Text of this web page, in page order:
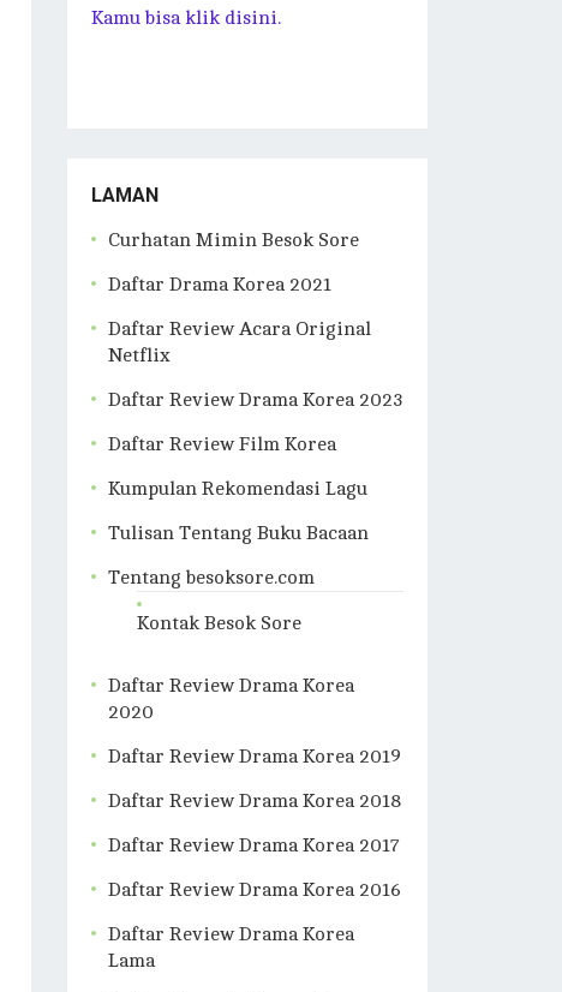
Kamu bisa klik disini.
LAMAN
Curhatan Mimin Besok Sore
Daftar Drama Korea 2021
Daftar Review Acara Original
Netflix
Daftar Review Drama Korea 2023
Daftar Review Film Korea
Kumpulan Rekomendasi Lagu
Tulisan Tentang Buku Bacaan
Tentang besoksore.com
Kontak Besok Sore
Daftar Review Drama Korea
2020
Daftar Review Drama Korea 2019
Daftar Review Drama Korea 2018
Daftar Review Drama Korea 2017
Daftar Review Drama Korea 2016
Daftar Review Drama Korea
Lama